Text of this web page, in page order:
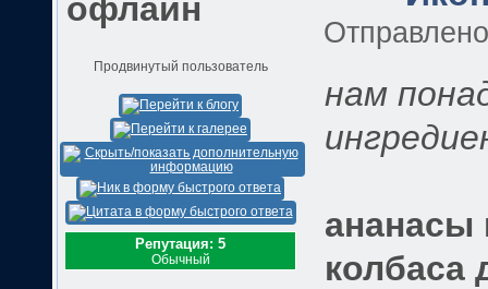
Продвинутый пользователь
Репутация: 5
Обычный
нам
ананасы
колбаса